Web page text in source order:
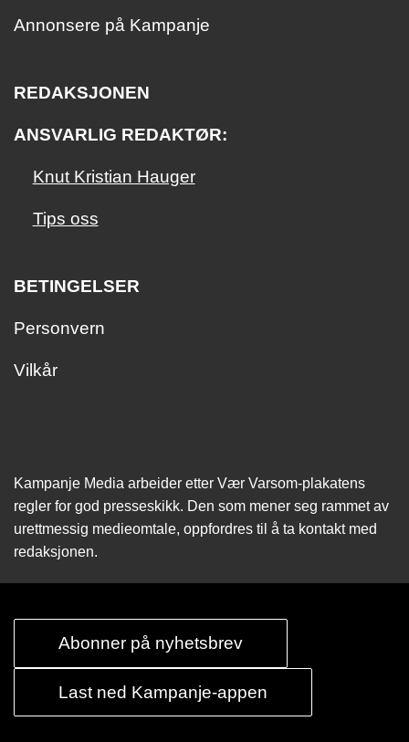
Annonsere på Kampanje
REDAKSJONEN
ANSVARLIG REDAKTØR:
Knut Kristian Hauger
Tips oss
BETINGELSER
Personvern
Vilkår
Kampanje Media arbeider etter Vær Varsom-plakatens
regler for god presseskikk. Den som mener seg rammet av
urettmessig medie­omtale, oppfordres til å ta kontakt med
redaksjonen.
Abonner på nyhetsbrev
Last ned Kampanje-appen